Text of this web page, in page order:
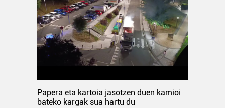
Papera eta kartoia jasotzen duen kamioi
bateko kargak sua hartu du